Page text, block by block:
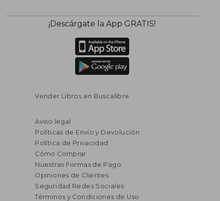
¡Descárgate la App GRATIS!
Vender Libros en Buscalibre
Aviso legal
Políticas de Envío y Devolución
Política de Privacidad
Cómo Comprar
Nuestras Formas de Pago
Opiniones de Clientes
Seguridad Redes Sociales
Términos y Condiciones de Uso